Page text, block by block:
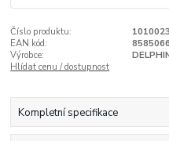
Číslo produktu:
EAN kód:
Výrobce:
Hlídat cenu / dostupnost
Kompletní specifikace